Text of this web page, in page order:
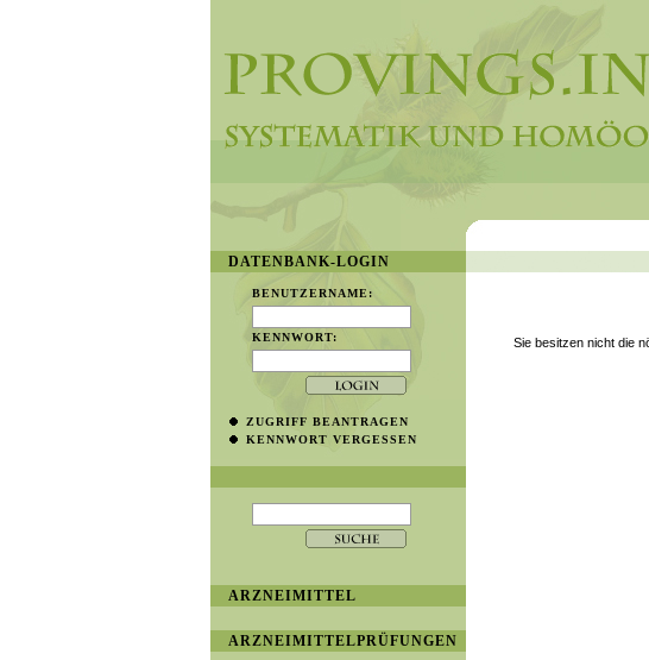
Sie besitzen nicht die
DATENBANK-LOGIN
BENUTZERNAME:
KENNWORT:
ZUGRIFF BEANTRAGEN
KENNWORT VERGESSEN
ARZNEIMITTEL
ARZNEIMITTELPRÜFUNGEN